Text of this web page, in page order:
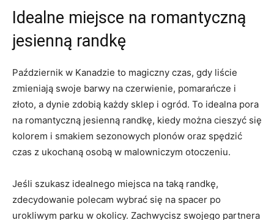
Idealne miejsce na romantyczną ​
jesienną randkę
Październik ⁤w Kanadzie to magiczny czas, gdy liście
zmieniają swoje barwy na czerwienie, pomarańcze i
złoto, a dynie zdobią każdy sklep​ i ogród.‌ To⁣ idealna pora
na romantyczną jesienną ⁢randkę, kiedy można cieszyć się⁣
kolorem i smakiem‍ sezonowych⁤ plonów ‍oraz spędzić
czas⁣ z ukochaną osobą w malowniczym otoczeniu.
Jeśli szukasz idealnego miejsca na ⁣taką randkę,
zdecydowanie polecam wybrać się na spacer po
urokliwym parku​ w okolicy. Zachwycisz swojego partnera